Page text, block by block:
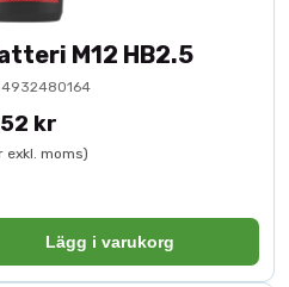
M12 HB2.5
kr
exkl. moms)
Lägg i varukorg